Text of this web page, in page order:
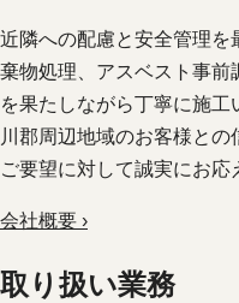
近隣への配慮と安全管理
棄物処理、アスベスト事
を果たしながら丁寧に施
川郡周辺地域のお客様と
ご要望に対して誠実にお応
会社概要 ›
取り扱い業務